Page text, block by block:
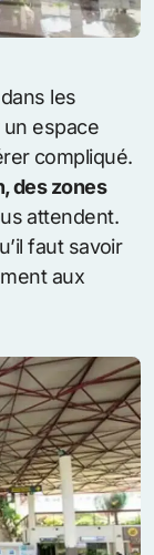
espace
compliqué.
des zones
attendent.
faut savoir
aux